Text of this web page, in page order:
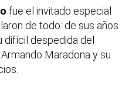
fue el invitado especial
de todo: de sus años
difícil despedida del
Maradona y su